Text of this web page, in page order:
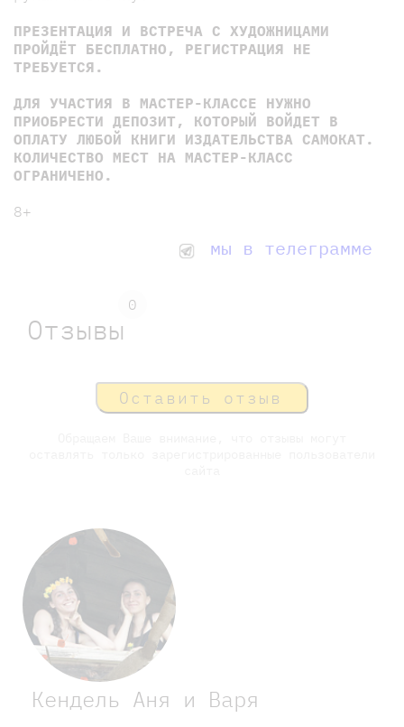
ПРЕЗЕНТАЦИЯ И ВСТРЕЧА С ХУДОЖНИЦАМИ
ПРОЙДЁТ БЕСПЛАТНО, РЕГИСТРАЦИЯ НЕ
ТРЕБУЕТСЯ.
ДЛЯ УЧАСТИЯ В МАСТЕР-КЛАССЕ НУЖНО
ПРИОБРЕСТИ ДЕПОЗИТ, КОТОРЫЙ ВОЙДЕТ В
ОПЛАТУ ЛЮБОЙ КНИГИ ИЗДАТЕЛЬСТВА САМОКАТ.
КОЛИЧЕСТВО МЕСТ НА МАСТЕР-КЛАСС
ОГРАНИЧЕНО.
8+
мы в телеграмме
Отзывы
0
Оставить отзыв
Кендель Аня и Варя